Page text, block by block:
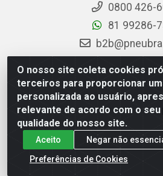
O nosso site coleta cookies
terceiros para proporcionar
personalizada ao usuário,
relevante de acordo com o
qualidade do nosso site.
Aceito
Negar não
Preferências de Cookies
0800 426-
81 99286-
Privacidade e